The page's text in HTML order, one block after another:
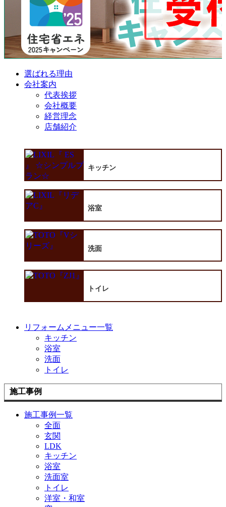
選ばれる理由
会社案内
代表挨拶
会社概要
経営理念
店舗紹介
キッチン
浴室
洗面
トイレ
リフォームメニュー一覧
キッチン
浴室
洗面
トイレ
施工事例
施工事例一覧
全面
玄関
LDK
キッチン
浴室
洗面室
トイレ
洋室・和室